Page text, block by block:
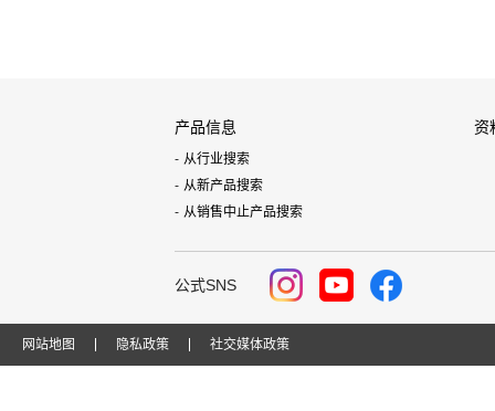
产品信息
从行业搜索
从新产品搜索
从销售中止产品搜索
资
公式SNS
网站地图 隐私政策 社交媒体政策